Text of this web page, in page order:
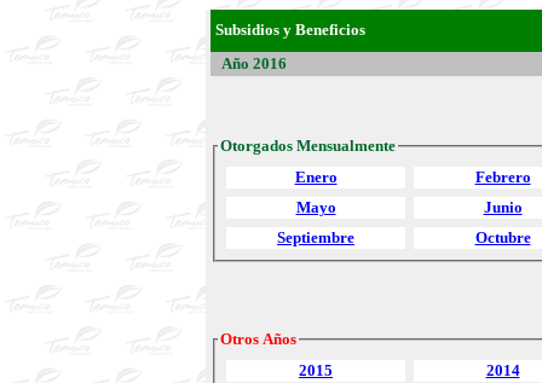
Subsidios y Beneficios
Año 2016
Otorgados Mensualmente
Enero
Febrero
Mayo
Junio
Septiembre
Octubre
Otros Años
2015
2014